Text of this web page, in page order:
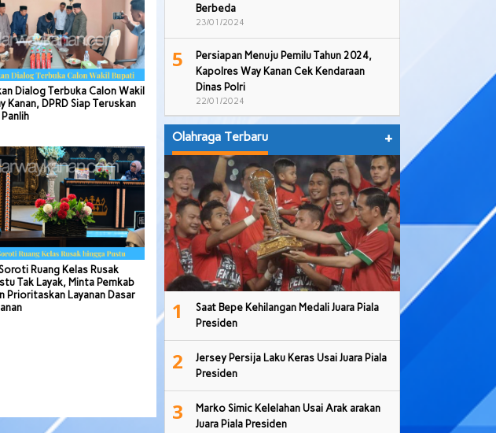
Dialog Terbuka Calon Wakil
Kanan, DPRD Siap Teruskan
Ruang Kelas Rusak
Tak Layak, Minta Pemkab
Prioritaskan Layanan Dasar
Berbeda
23/01/2024
5
Persiapan Menuju Pemilu Tahun 2024,
Kapolres Way Kanan Cek Kendaraan
Dinas Polri
22/01/2024
Olahraga Terbaru +
1
Saat Bepe Kehilangan Medali Juara Piala
Presiden
2
Jersey Persija Laku Keras Usai Juara Piala
Presiden
3
Marko Simic Kelelahan Usai Arak arakan
Juara Piala Presiden